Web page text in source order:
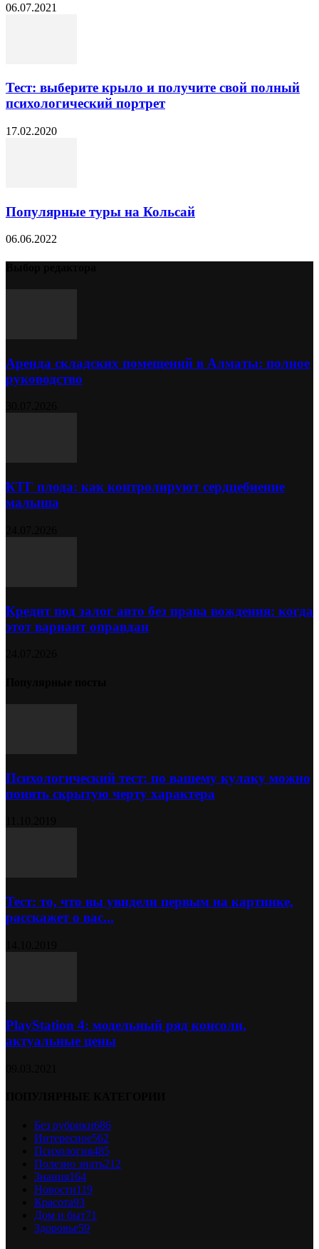
06.07.2021
Тест: выберите крыло и получите свой полный
психологический портрет
17.02.2020
Популярные туры на Кольсай
06.06.2022
Аренда складских помещений в Алматы: полное
руководство
КТГ плода: как контролируют сердцебиение
малыша
Кредит под залог авто без права вождения: когда
этот вариант оправдан
Психологический тест: по вашему кулаку можно
понять скрытую черту характера
Тест: то, что вы увидели первым на картинке,
расскажет о вас...
PlayStation 4: модельный ряд консоли,
актуальные цены
Без рубрики686
Интересное562
Психология485
Полезно знать212
Знания164
Новости119
Красота93
Дом и быт71
Здоровье59